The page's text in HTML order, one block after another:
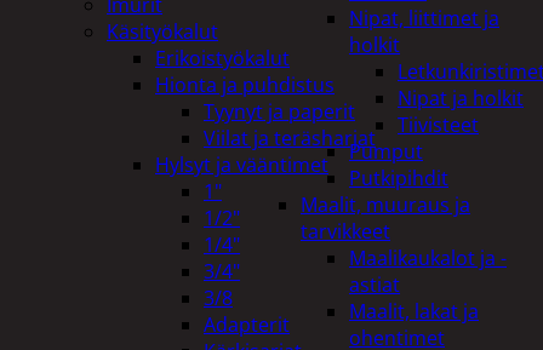
Nipat, liittimet ja
holkit
Nipat ja holkit
Tiivisteet
Pumput
Putkipihdit
Maalit, muuraus ja
tarvikkeet
Maalikaukalot ja -
astiat
Maalit, lakat ja
ohentimet
Käsityökalut
Erikoistyökalut
Hionta ja puhdistus
Tyynyt ja paperit
Viilat ja teräsharjat
Hylsyt ja vääntimet
1"
1/2"
1/4"
3/4"
3/8
Adapterit